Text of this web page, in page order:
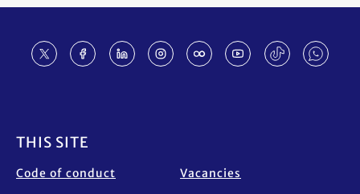
THIS SITE
Code of conduct Vacancies